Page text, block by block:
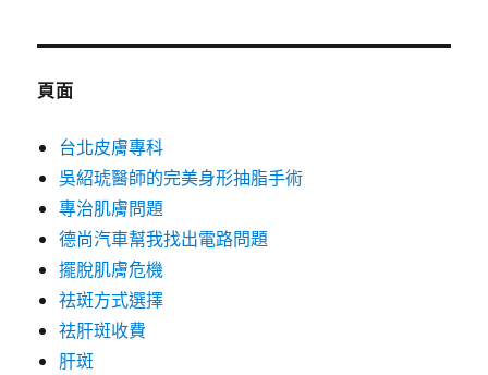
頁面
台北皮膚專科
吳紹琥醫師的完美身形抽脂手術
專治肌膚問題
德尚汽車幫我找出電路問題
擺脫肌膚危機
祛斑方式選擇
祛肝斑收費
肝斑